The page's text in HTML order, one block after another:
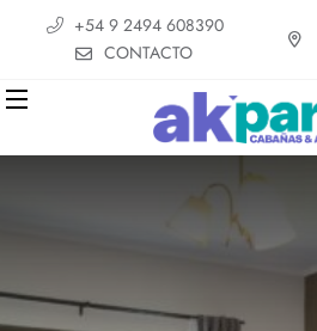
+54 9 2494 608390
CONTACTO